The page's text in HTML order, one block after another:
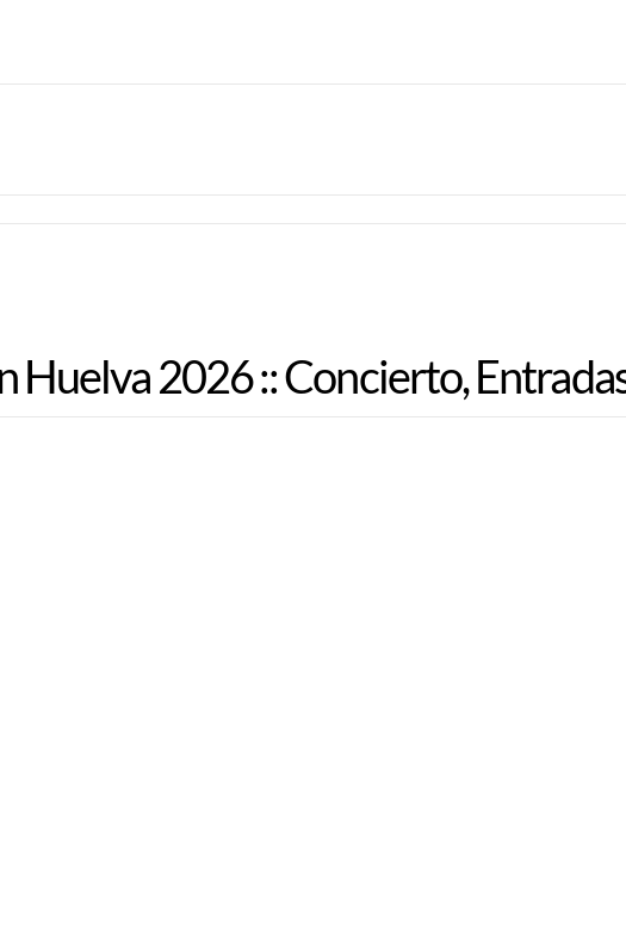
Huelva 2026 :: Concierto,